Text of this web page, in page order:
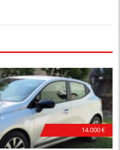
14.000 €